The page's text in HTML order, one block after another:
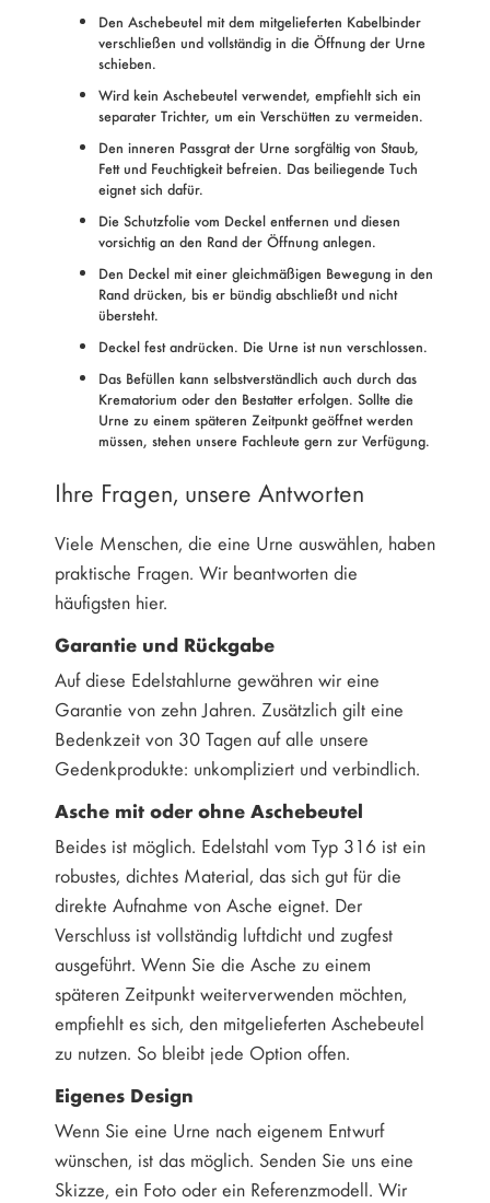
Den Aschebeutel mit dem mitgelieferten Kabelbinder
verschließen und vollständig in die Öffnung der Urne
schieben.
Wird kein Aschebeutel verwendet, empfiehlt sich ein
separater Trichter, um ein Verschütten zu vermeiden.
Den inneren Passgrat der Urne sorgfältig von Staub,
Fett und Feuchtigkeit befreien. Das beiliegende Tuch
eignet sich dafür.
Die Schutzfolie vom Deckel entfernen und diesen
vorsichtig an den Rand der Öffnung anlegen.
Den Deckel mit einer gleichmäßigen Bewegung in den
Rand drücken, bis er bündig abschließt und nicht
übersteht.
Deckel fest andrücken. Die Urne ist nun verschlossen.
Das Befüllen kann selbstverständlich auch durch das
Krematorium oder den Bestatter erfolgen. Sollte die
Urne zu einem späteren Zeitpunkt geöffnet werden
müssen, stehen unsere Fachleute gern zur Verfügung.
Ihre Fragen, unsere Antworten
Viele Menschen, die eine Urne auswählen, haben
praktische Fragen. Wir beantworten die
häufigsten hier.
Garantie und Rückgabe
Auf diese Edelstahlurne gewähren wir eine
Garantie von zehn Jahren. Zusätzlich gilt eine
Bedenkzeit von 30 Tagen auf alle unsere
Gedenkprodukte: unkompliziert und verbindlich.
Asche mit oder ohne Aschebeutel
Beides ist möglich. Edelstahl vom Typ 316 ist ein
robustes, dichtes Material, das sich gut für die
direkte Aufnahme von Asche eignet. Der
Verschluss ist vollständig luftdicht und zugfest
ausgeführt. Wenn Sie die Asche zu einem
späteren Zeitpunkt weiterverwenden möchten,
empfiehlt es sich, den mitgelieferten Aschebeutel
zu nutzen. So bleibt jede Option offen.
Eigenes Design
Wenn Sie eine Urne nach eigenem Entwurf
wünschen, ist das möglich. Senden Sie uns eine
Skizze, ein Foto oder ein Referenzmodell. Wir